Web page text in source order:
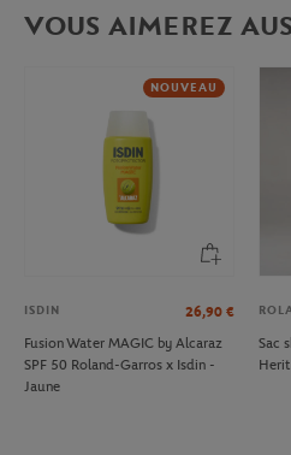
VOUS AIMEREZ
NOUVEAU
ISDIN 26,90 €
Fusion Water MAGIC by Alcaraz
SPF 50 Roland-Garros x Isdin -
Jaune
Sac